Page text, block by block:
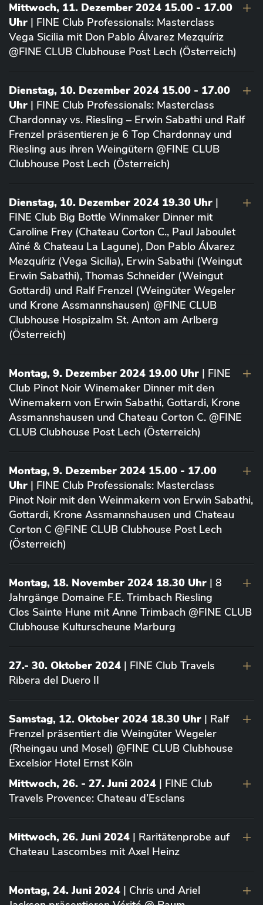
Mittwoch, 11. Dezember 2024 15.00 - 17.00
Uhr | FINE Club Professionals: Masterclass
Vega Sicilia mit Don Pablo Álvarez Mezquíriz
@FINE CLUB Clubhouse Post Lech (Österreich)
Dienstag, 10. Dezember 2024 15.00 - 17.00
Uhr | FINE Club Professionals: Masterclass
Chardonnay vs. Riesling – Erwin Sabathi und Ralf
Frenzel präsentieren je 6 Top Chardonnay und
Riesling aus ihren Weingütern @FINE CLUB
Clubhouse Post Lech (Österreich)
Dienstag, 10. Dezember 2024 19.30 Uhr |
FINE Club Big Bottle Winmaker Dinner mit
Caroline Frey (Chateau Corton C., Paul Jaboulet
Aîné & Chateau La Lagune), Don Pablo Álvarez
Mezquíriz (Vega Sicilia), Erwin Sabathi (Weingut
Erwin Sabathi), Thomas Schneider (Weingut
Gottardi) und Ralf Frenzel (Weingüter Wegeler
und Krone Assmannshausen) @FINE CLUB
Clubhouse Hospizalm St. Anton am Arlberg
(Österreich)
Montag, 9. Dezember 2024 19.00 Uhr | FINE
Club Pinot Noir Winemaker Dinner mit den
Winemakern von Erwin Sabathi, Gottardi, Krone
Assmannshausen und Chateau Corton C. @FINE
CLUB Clubhouse Post Lech (Österreich)
Montag, 9. Dezember 2024 15.00 - 17.00
Uhr | FINE Club Professionals: Masterclass
Pinot Noir mit den Weinmakern von Erwin Sabathi,
Gottardi, Krone Assmannshausen und Chateau
Corton C @FINE CLUB Clubhouse Post Lech
(Österreich)
Montag, 18. November 2024 18.30 Uhr | 8
Jahrgänge Domaine F.E. Trimbach Riesling
Clos Sainte Hune mit Anne Trimbach @FINE CLUB
Clubhouse Kulturscheune Marburg
27.- 30. Oktober 2024 | FINE Club Travels
Ribera del Duero II
Samstag, 12. Oktober 2024 18.30 Uhr | Ralf
Frenzel präsentiert die Weingüter Wegeler
(Rheingau und Mosel) @FINE CLUB Clubhouse
Excelsior Hotel Ernst Köln
Mittwoch, 26. - 27. Juni 2024 | FINE Club
Travels Provence: Chateau d’Esclans
Mittwoch, 26. Juni 2024 | Raritätenprobe auf
Chateau Lascombes mit Axel Heinz
Montag, 24. Juni 2024 | Chris und Ariel